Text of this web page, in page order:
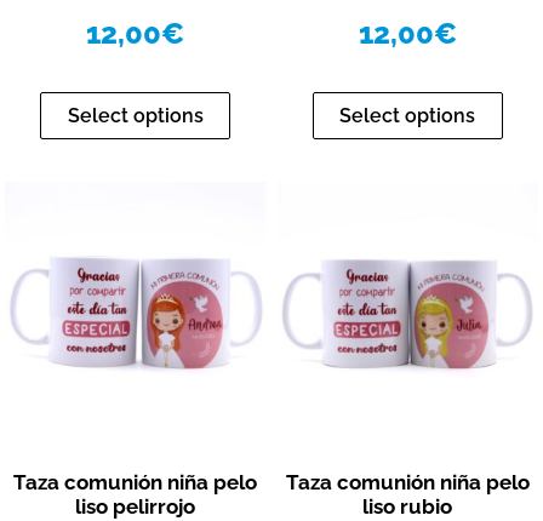
12,00€
Select options
12,00€
Select options
Taza comunión niña pelo
liso pelirrojo
Taza comunión niña pelo
liso rubio